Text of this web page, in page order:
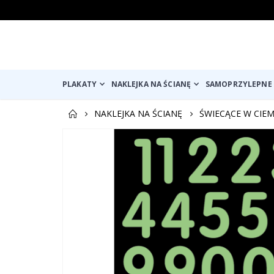
PLAKATY NAKLEJKA NA ŚCIANĘ
NAKLEJKA NA ŚCIANĘ
ŚWIECĄCE W